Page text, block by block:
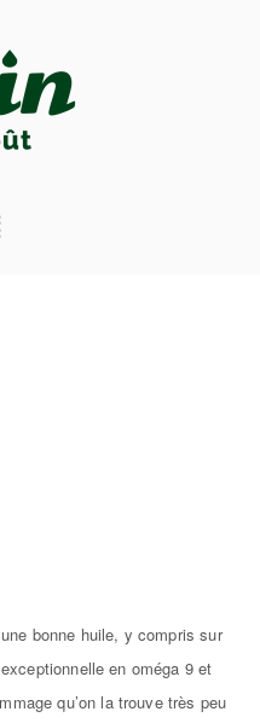
bonne huile, y compris sur
en oméga 9 et
qu’on la trouvetrès peu